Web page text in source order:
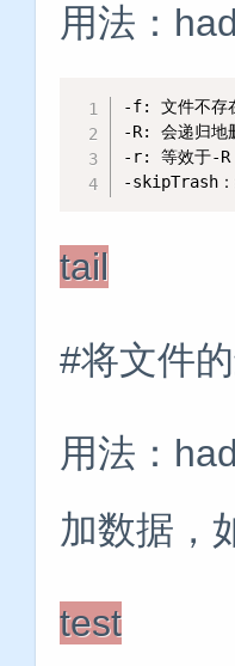
用法：
-f: 文件不存
-R: 会递归地
-r: 等效于-R
-skipTrash：
tail
#将文件
用法：
加数据，
test